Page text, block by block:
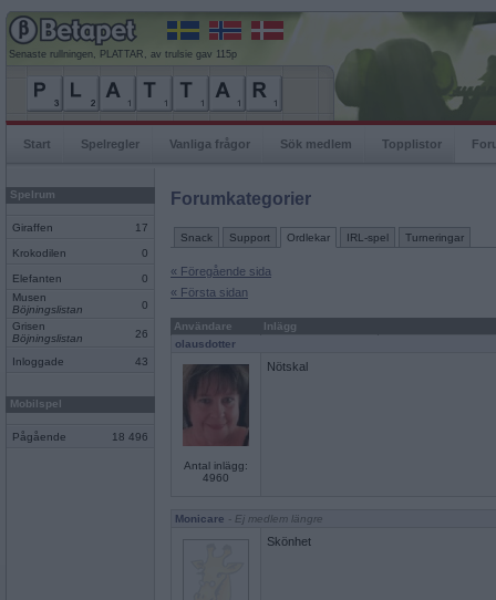
Senaste rullningen, PLATTAR, av trulsie gav 115p
Start Spelregler Vanliga frågor Sök medlem Topplistor
Spelrum
Giraffen 17
Krokodilen 0
Elefanten
0
Musen
Böjningslistan
0
Grisen
Böjningslistan
26
Inloggade 43
Mobilspel
Pågående 18 496
Forumkategorier
Snack Support Ordlekar IRL-spel Turneringar
« Föregående sida
« Första sidan
Användare
Inlägg
olausdotter
Antal inlägg:
4960
Nötskal
Monicare - Ej medlem längre
Skönhet